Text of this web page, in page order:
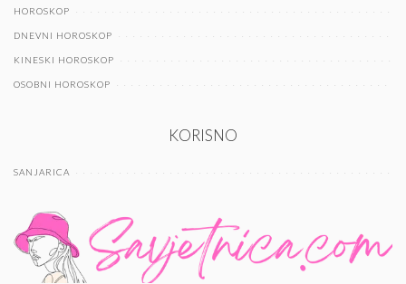
HOROSKOP
DNEVNI HOROSKOP
KINESKI HOROSKOP
OSOBNI HOROSKOP
KORISNO
SANJARICA